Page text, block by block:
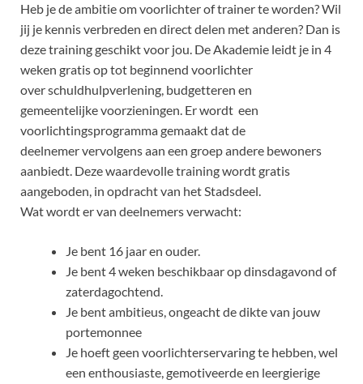
Heb je de ambitie om voorlichter of trainer te worden? Wil
jij je kennis verbreden en direct delen met anderen? Dan is
deze training geschikt voor jou. De Akademie leidt je in 4
weken gratis op tot beginnend voorlichter
over schuldhulpverlening, budgetteren en
gemeentelijke voorzieningen. Er wordt een
voorlichtingsprogramma gemaakt dat de
deelnemer vervolgens aan een groep andere bewoners
aanbiedt. Deze waardevolle training wordt gratis
aangeboden, in opdracht van het Stadsdeel.
Wat wordt er van deelnemers verwacht:
Je bent 16 jaar en ouder.
Je bent 4 weken beschikbaar op dinsdagavond of
zaterdagochtend.
Je bent ambitieus, ongeacht de dikte van jouw
portemonnee
Je hoeft geen voorlichterservaring te hebben, wel
een enthousiaste, gemotiveerde en leergierige